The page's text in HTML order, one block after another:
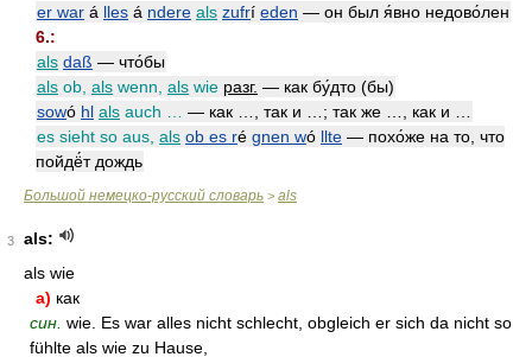
er war á lles á ndere als zufrí eden — он был я́вно недово́лен
6.:
als daß — что́бы
als ob, als wenn, als wie разг. — как бу́дто (бы)
sowó hl als auch …
— как …, так и …; так же …, как и …
es sieht so aus, als ob es ré gnen wó llte — похо́же на то, что
пойдё́т дождь
Большой немецко-русский словарь > als
3
als:
als wie
а) как
син. wie. Es war alles nicht schlecht, obgleich er sich da nicht so
fühlte als wie zu Hause,